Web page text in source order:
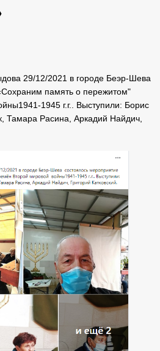
29/12/2021 в городе Беэр-Шева
память о пережитом"
1945 г.г.. Выступили: Борис
Тамара Расина, Аркадий Найдич,